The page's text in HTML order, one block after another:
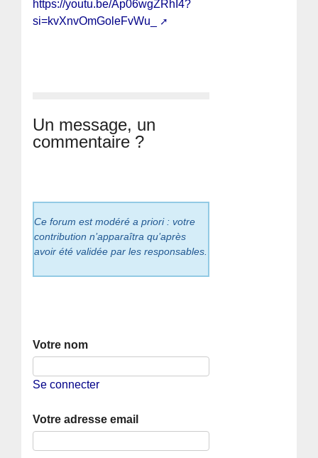
https://youtu.be/Ap06wgZRhI4?
si=kvXnvOmGoleFvWu_
Un message, un
commentaire ?
Ce forum est modéré a priori : votre
contribution n’apparaîtra qu’après
avoir été validée par les responsables.
Votre nom
Se connecter
Votre adresse email